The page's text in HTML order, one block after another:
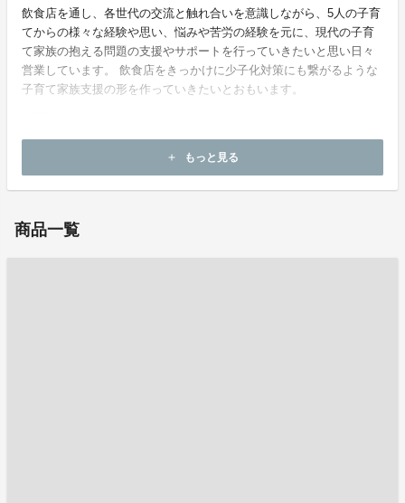
飲食店を通し、各世代の交流と触れ合いを意識しながら、5人の子育
てからの様々な経験や思い、悩みや苦労の経験を元に、現代の子育
て家族の抱える問題の支援やサポートを行っていきたいと思い日々
営業しています。 飲食店をきっかけに少子化対策にも繋がるような
子育て家族支援の形を作っていきたいとおもいます。
add もっと見る
商品一覧